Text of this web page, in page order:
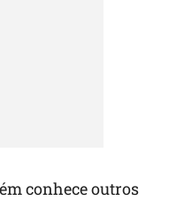
conhece outros